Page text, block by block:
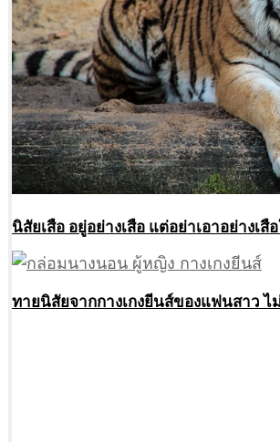
นิสัยเสือ อยู่อย่างเสือ แต่อย่าเอาอย่างเสื
ทายนิสัยจากกางเกงยีนส์ของแฟนสาว